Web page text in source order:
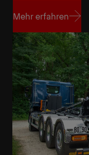
Mehr erfahren
Mehr erfahren